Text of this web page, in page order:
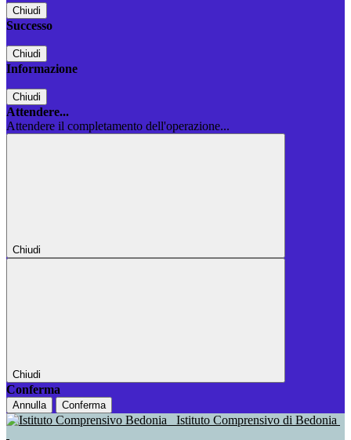
Chiudi
Successo
Chiudi
Informazione
Chiudi
Attendere...
Attendere il completamento dell'operazione...
Chiudi
Chiudi
Conferma
Annulla Conferma
Istituto Comprensivo di Bedonia